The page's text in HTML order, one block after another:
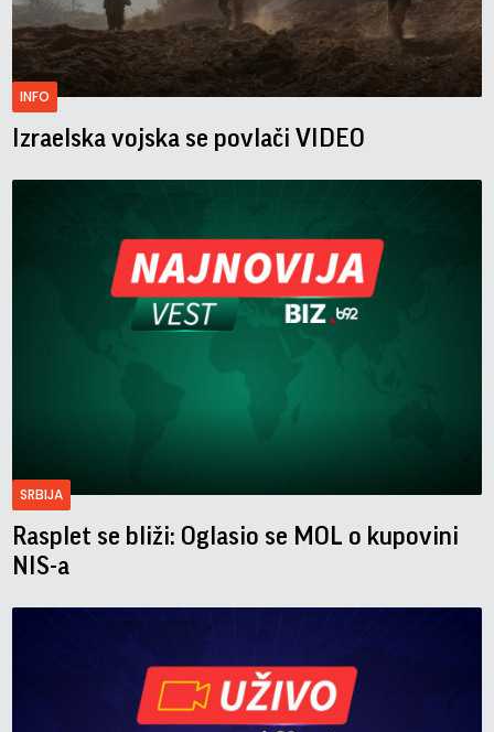
INFO
Izraelska vojska se povlači VIDEO
SRBIJA
Rasplet se bliži: Oglasio se MOL o kupovini
NIS-a